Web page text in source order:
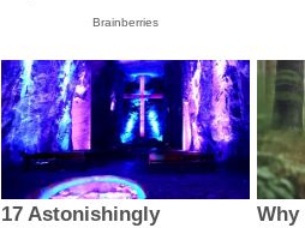
Brainberries
17 Astonishingly